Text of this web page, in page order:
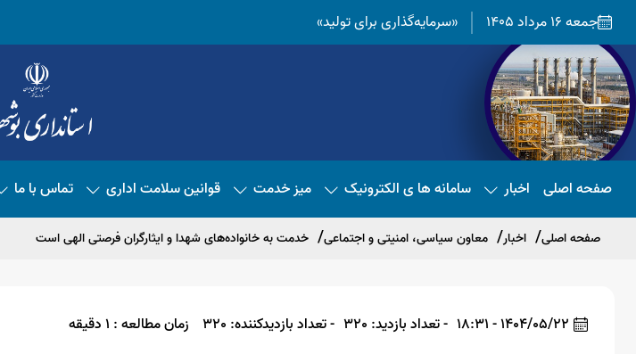
جمعه 16 مرداد 1405 «سرمایه‌گذاری برای تولید»
صفحه اصلی اخبار سامانه ها ی الکترونیک میز خدمت قوانین سلامت اداری تماس با ما
صفحه اصلی اخبار معاون سیاسی، امنیتی و اجتماعی خدمت به خانواده‌های شهدا و ایثارگران فرصتی الهی است
1404/05/22 - 18:31 - تعداد بازدید: 320 - تعداد بازدیدکننده: 320
زمان مطالعه : 1 دقیقه